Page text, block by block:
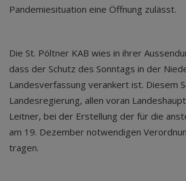
Pandemiesituation eine Öffnung zulässt.
Die St. Pöltner KAB wies in ihrer
dass der Schutz des Sonntags in der
Landesverfassung verankert ist. Diesem
Landesregierung, allen voran
Leitner, bei der Erstellung der für die
am 19. Dezember notwendigen
tragen.